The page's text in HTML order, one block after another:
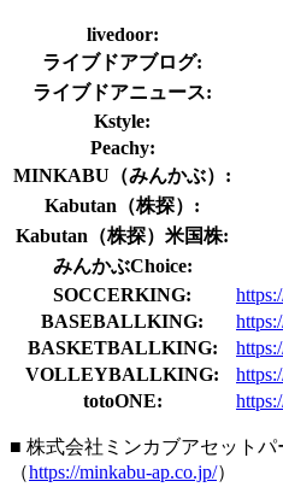
livedoor:
ライブドアブログ:
ライブドアニュース:
Kstyle:
Peachy:
MINKABU（みんかぶ）:
Kabutan（株探）:
Kabutan（株探）米国株:
みんかぶChoice:
SOCCERKING:
BASEBALLKING:
BASKETBALLKING:
VOLLEYBALLKING:
totoONE:
■ 株式会社ミンカブアセットパ
（https://minkabu-ap.co.jp/）